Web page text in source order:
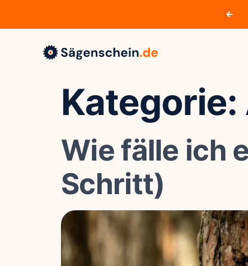
Kategorie:
Wie fälle ich
Schritt)